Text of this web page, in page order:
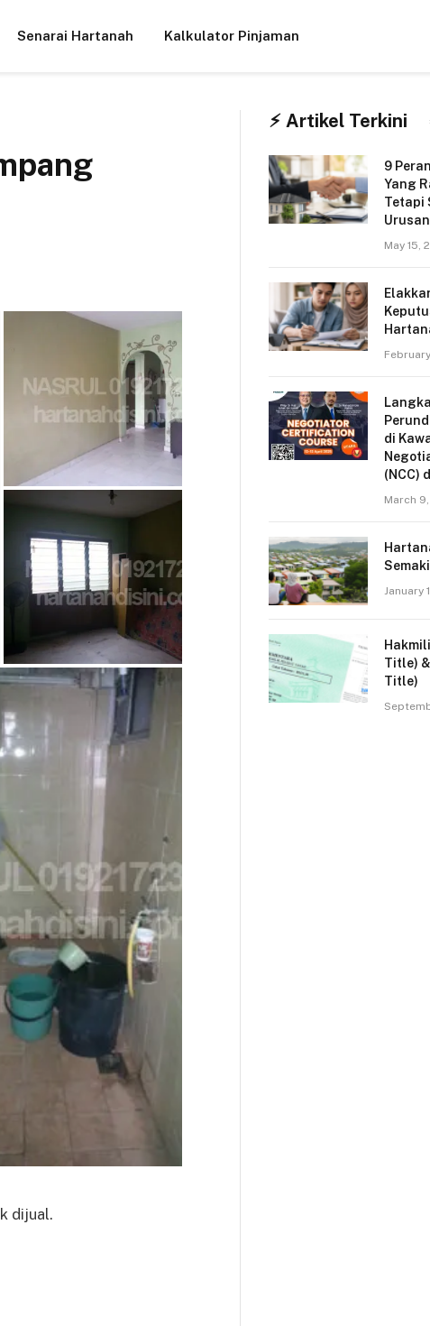
Senarai Hartanah Kalkulator Pinjaman
dijual.
⚡︎ Artikel Terkini
9
Yang
Tetapi
May 15,
di
(NCC)
March
January
Title)
Title)